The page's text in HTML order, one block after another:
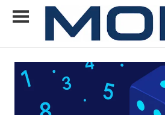
Allt
du
om